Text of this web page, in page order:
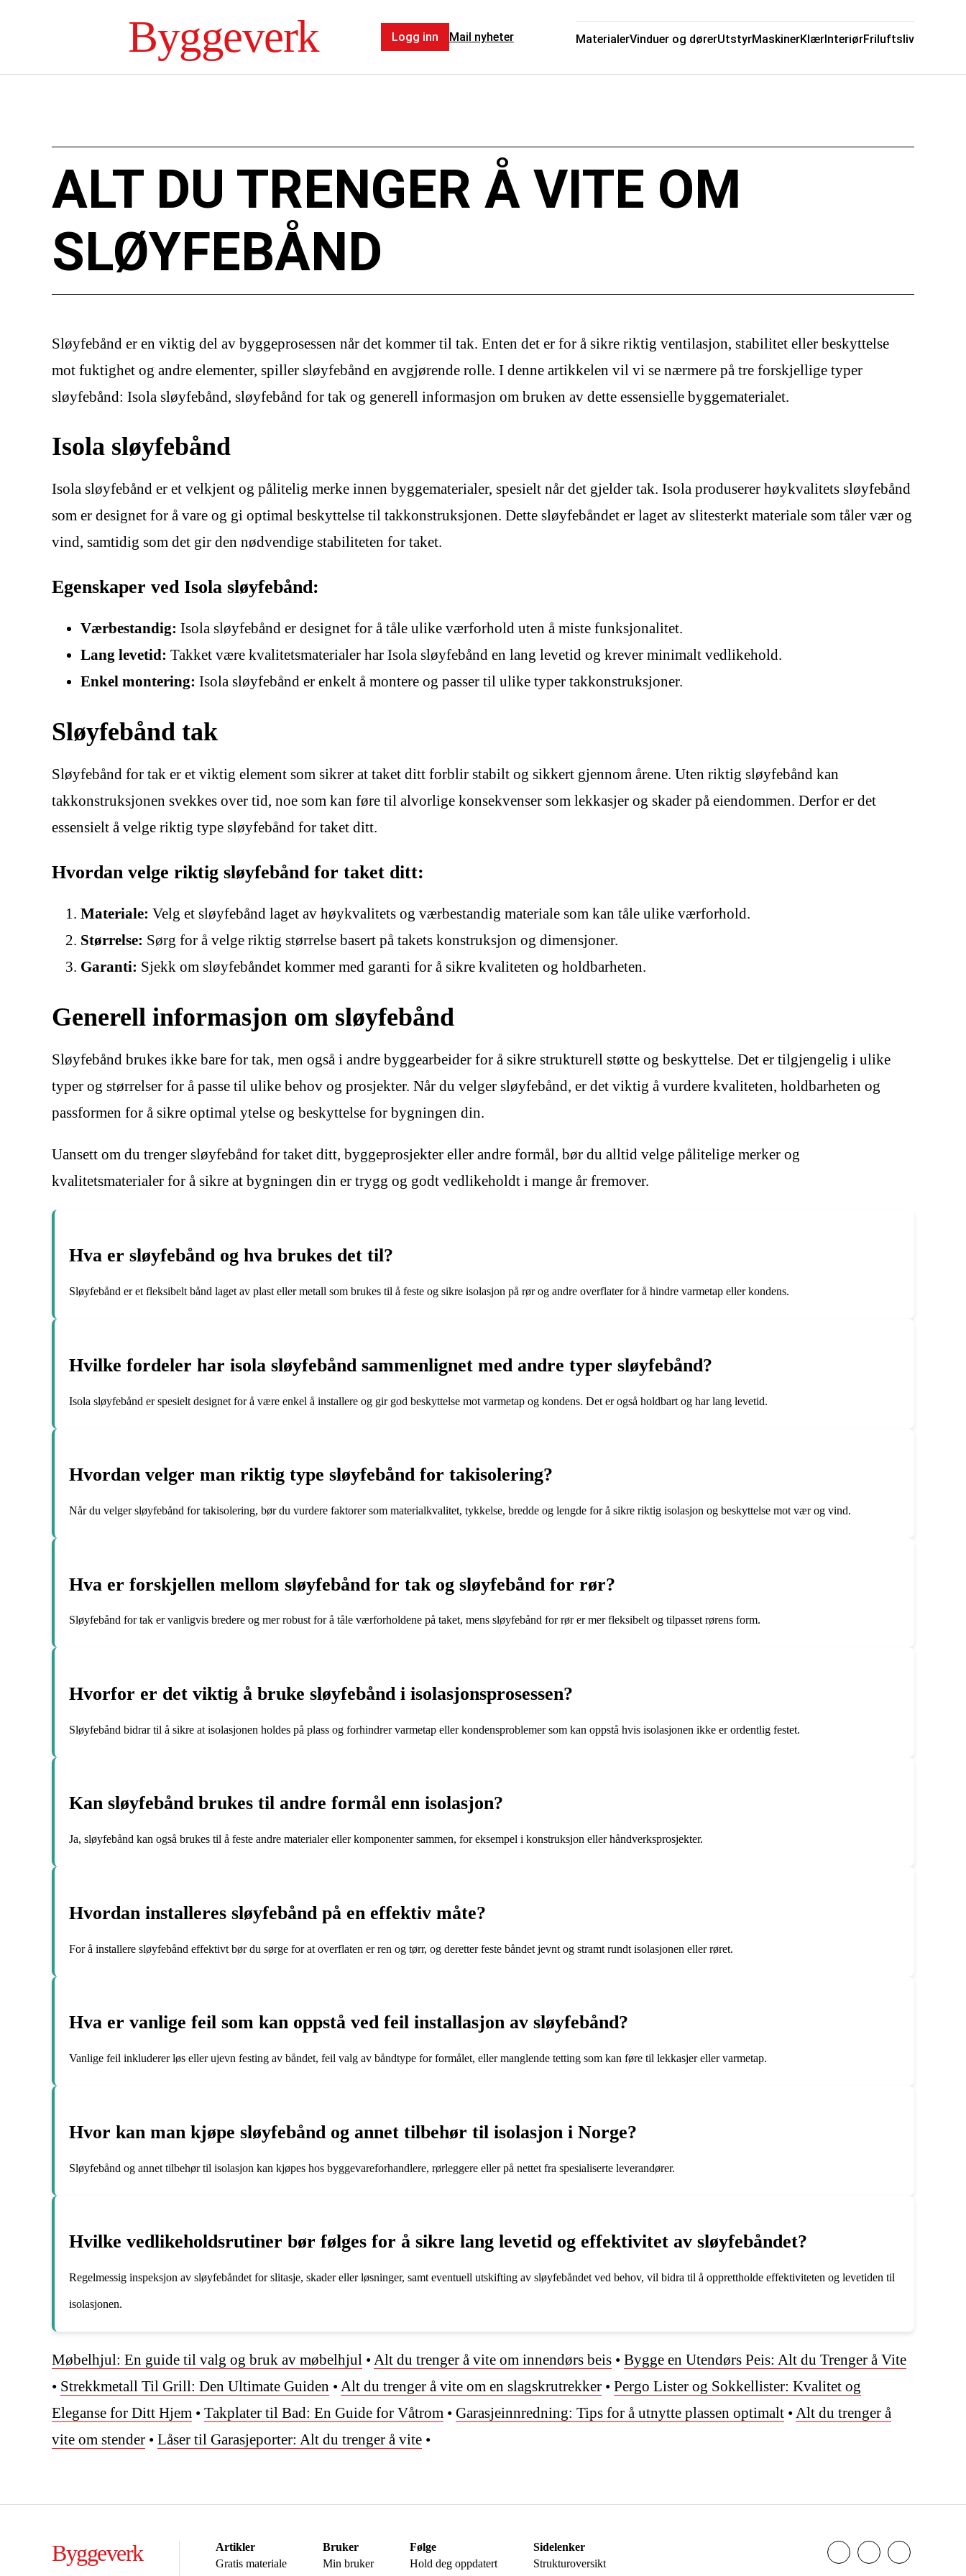
Byggeverk MaterialerVinduer og dørerUtstyrMaskinerKlærInteriørFriluftsliv
Logg inn Mail nyheter
ALT DU TRENGER Å VITE OM
SLØYFEBÅND
Sløyfebånd er en viktig del av byggeprosessen når det kommer til tak. Enten det er for å sikre riktig ventilasjon, stabilitet eller beskyttelse
mot fuktighet og andre elementer, spiller sløyfebånd en avgjørende rolle. I denne artikkelen vil vi se nærmere på tre forskjellige typer
sløyfebånd: Isola sløyfebånd, sløyfebånd for tak og generell informasjon om bruken av dette essensielle byggematerialet.
Isola sløyfebånd
Isola sløyfebånd er et velkjent og pålitelig merke innen byggematerialer, spesielt når det gjelder tak. Isola produserer høykvalitets sløyfebånd
som er designet for å vare og gi optimal beskyttelse til takkonstruksjonen. Dette sløyfebåndet er laget av slitesterkt materiale som tåler vær og
vind, samtidig som det gir den nødvendige stabiliteten for taket.
Egenskaper ved Isola sløyfebånd:
Værbestandig: Isola sløyfebånd er designet for å tåle ulike værforhold uten å miste funksjonalitet.
Lang levetid: Takket være kvalitetsmaterialer har Isola sløyfebånd en lang levetid og krever minimalt vedlikehold.
Enkel montering: Isola sløyfebånd er enkelt å montere og passer til ulike typer takkonstruksjoner.
Sløyfebånd tak
Sløyfebånd for tak er et viktig element som sikrer at taket ditt forblir stabilt og sikkert gjennom årene. Uten riktig sløyfebånd kan
takkonstruksjonen svekkes over tid, noe som kan føre til alvorlige konsekvenser som lekkasjer og skader på eiendommen. Derfor er det
essensielt å velge riktig type sløyfebånd for taket ditt.
Hvordan velge riktig sløyfebånd for taket ditt:
Materiale: Velg et sløyfebånd laget av høykvalitets og værbestandig materiale som kan tåle ulike værforhold.
Størrelse: Sørg for å velge riktig størrelse basert på takets konstruksjon og dimensjoner.
Garanti: Sjekk om sløyfebåndet kommer med garanti for å sikre kvaliteten og holdbarheten.
Generell informasjon om sløyfebånd
Sløyfebånd brukes ikke bare for tak, men også i andre byggearbeider for å sikre strukturell støtte og beskyttelse. Det er tilgjengelig i ulike
typer og størrelser for å passe til ulike behov og prosjekter. Når du velger sløyfebånd, er det viktig å vurdere kvaliteten, holdbarheten og
passformen for å sikre optimal ytelse og beskyttelse for bygningen din.
Uansett om du trenger sløyfebånd for taket ditt, byggeprosjekter eller andre formål, bør du alltid velge pålitelige merker og
kvalitetsmaterialer for å sikre at bygningen din er trygg og godt vedlikeholdt i mange år fremover.
Hva er sløyfebånd og hva brukes det til?
Sløyfebånd er et fleksibelt bånd laget av plast eller metall som brukes til å feste og sikre isolasjon på rør og andre overflater for å hindre varmetap eller kondens.
Hvilke fordeler har isola sløyfebånd sammenlignet med andre typer sløyfebånd?
Isola sløyfebånd er spesielt designet for å være enkel å installere og gir god beskyttelse mot varmetap og kondens. Det er også holdbart og har lang levetid.
Hvordan velger man riktig type sløyfebånd for takisolering?
Når du velger sløyfebånd for takisolering, bør du vurdere faktorer som materialkvalitet, tykkelse, bredde og lengde for å sikre riktig isolasjon og beskyttelse mot vær og vind.
Hva er forskjellen mellom sløyfebånd for tak og sløyfebånd for rør?
Sløyfebånd for tak er vanligvis bredere og mer robust for å tåle værforholdene på taket, mens sløyfebånd for rør er mer fleksibelt og tilpasset rørens form.
Hvorfor er det viktig å bruke sløyfebånd i isolasjonsprosessen?
Sløyfebånd bidrar til å sikre at isolasjonen holdes på plass og forhindrer varmetap eller kondensproblemer som kan oppstå hvis isolasjonen ikke er ordentlig festet.
Kan sløyfebånd brukes til andre formål enn isolasjon?
Ja, sløyfebånd kan også brukes til å feste andre materialer eller komponenter sammen, for eksempel i konstruksjon eller håndverksprosjekter.
Hvordan installeres sløyfebånd på en effektiv måte?
For å installere sløyfebånd effektivt bør du sørge for at overflaten er ren og tørr, og deretter feste båndet jevnt og stramt rundt isolasjonen eller røret.
Hva er vanlige feil som kan oppstå ved feil installasjon av sløyfebånd?
Vanlige feil inkluderer løs eller ujevn festing av båndet, feil valg av båndtype for formålet, eller manglende tetting som kan føre til lekkasjer eller varmetap.
Hvor kan man kjøpe sløyfebånd og annet tilbehør til isolasjon i Norge?
Sløyfebånd og annet tilbehør til isolasjon kan kjøpes hos byggevareforhandlere, rørleggere eller på nettet fra spesialiserte leverandører.
Hvilke vedlikeholdsrutiner bør følges for å sikre lang levetid og effektivitet av sløyfebåndet?
Regelmessig inspeksjon av sløyfebåndet for slitasje, skader eller løsninger, samt eventuell utskifting av sløyfebåndet ved behov, vil bidra til å opprettholde effektiviteten og levetiden til
isolasjonen.
Møbelhjul: En guide til valg og bruk av møbelhjul •Alt du trenger å vite om innendørs beis • Bygge en Utendørs Peis: Alt du Trenger å Vite
• Strekkmetall Til Grill: Den Ultimate Guiden •Alt du trenger å vite om en slagskrutrekker • Pergo Lister og Sokkellister: Kvalitet og
Eleganse for Ditt Hjem • Takplater til Bad: En Guide for Våtrom • Garasjeinnredning: Tips for å utnytte plassen optimalt •Alt du trenger å
vite om stender • Låser til Garasjeporter: Alt du trenger å vite •
Byggeverk
Artikler
Gratis materiale
Bruker
Min bruker
Følge
Hold deg oppdatert
Sidelenker
Strukturoversikt